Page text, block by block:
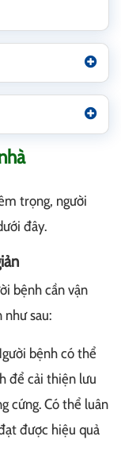
trọng, người
đây.
bệnh cần vận
sau:
bệnh có thể
để cải thiện lưu
cứng. Có thể luân
được hiệu quả